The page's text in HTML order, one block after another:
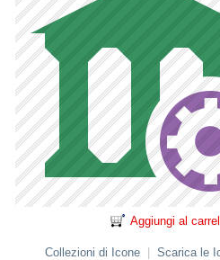
Aggiungi al
Collezioni di Icone Scarica le